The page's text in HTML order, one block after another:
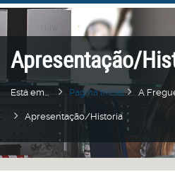
Apresentação/
Está em... Pagina Inicial A
Apresentação/Historia